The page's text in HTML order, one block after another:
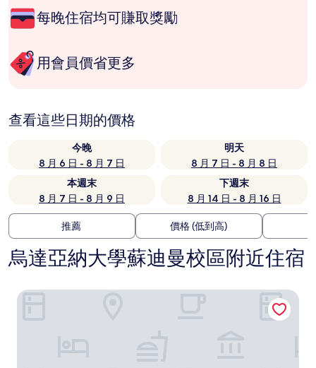
每晚住宿均可賺取獎勵
用會員價省更多
查看這些日期的價格
今晚
8 月 6 日 - 8 月 7 日
明天
8 月 7 日 - 8 月 8 日
本週末
8 月 7 日 - 8 月 9 日
下週末
8 月 14 日 - 8 月 16 日
推薦 價格 (低到高)
烏達亞納大學蘇迪曼校區附近住宿
聖登巴薩奎斯特飯店 - 阿斯頓飯店